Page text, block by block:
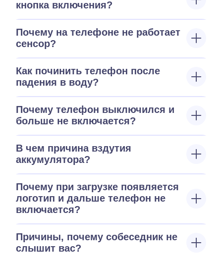
кнопка включения?
Почему на телефоне не работает
сенсор?
Как починить телефон после
падения в воду?
Почему телефон выключился и
больше не включается?
В чем причина вздутия
аккумулятора?
Почему при загрузке появляется
логотип и дальше телефон не
включается?
Причины, почему собеседник не
слышит вас?